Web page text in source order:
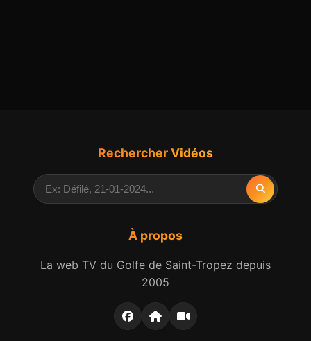
À propos
La web TV du Golfe de Saint-Tropez depuis
2005
Rechercher Vidéos